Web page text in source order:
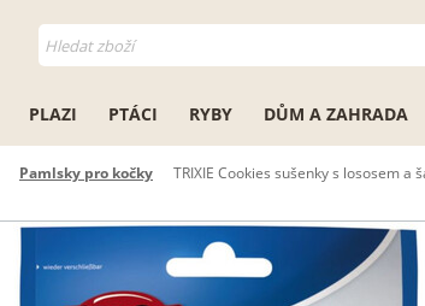
PLAZI PTÁCI RYBY DŮM A ZAHRADA
Pamlsky pro kočky TRIXIE Cookies sušenky s lososem a